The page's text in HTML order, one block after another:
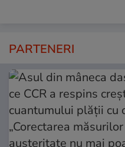
PARTENERI